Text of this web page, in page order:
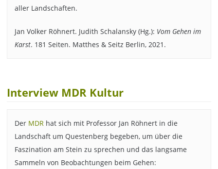
aller Landschaften.
Jan Volker Röhnert. Judith Schalansky (Hg.): Vom Gehen im
Karst. 181 Seiten. Matthes & Seitz Berlin, 2021.
Interview MDR Kultur
Der MDRhat sich mit Professor Jan Röhnert in die
Landschaft um Questenberg begeben, um über die
Faszination am Stein zu sprechen und das langsame
Sammeln von Beobachtungen beim Gehen: